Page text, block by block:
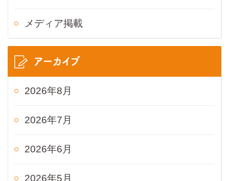
メディア掲載
アーカイブ
2026年8月
2026年7月
2026年6月
2026年5月